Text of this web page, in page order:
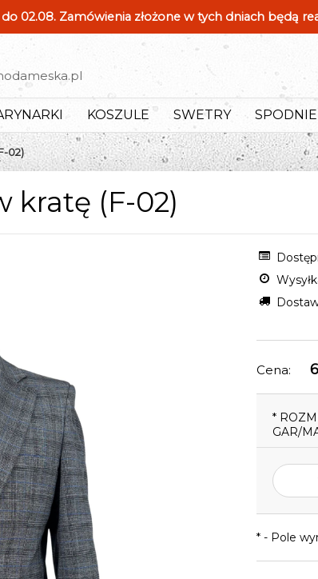
02.08. Zamówienia złożone w tych dniach będą
KOSZULE SWETRY SPODNIE
02)
kratę (F-02)
Cena:
*
GAR/
* - Pole